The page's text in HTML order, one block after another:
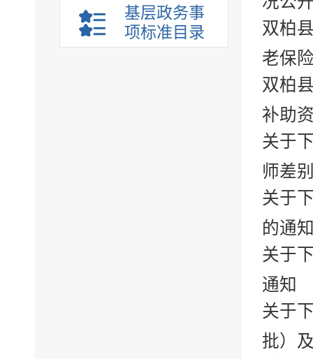
基层政务事
项标准目录
双柏
老保
双柏
补助
关于
师差
关于
的通
关于
通知
关于
批）